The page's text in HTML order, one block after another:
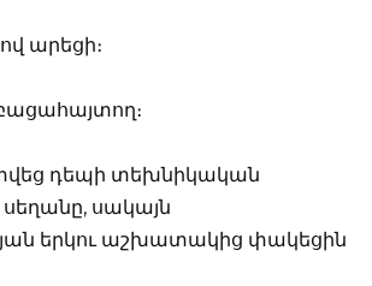
արեցի։
դեպի տեխնիկական
սակայն
երկու աշխատակից փակեցին